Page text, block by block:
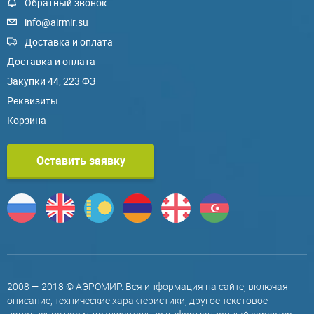
info@airmir.su
Доставка и оплата
Доставка и оплата
Закупки 44, 223 ФЗ
Реквизиты
Корзина
Оставить заявку
2008 — 2018 © АЭРОМИР. Вся информация на сайте, включая
описание, технические характеристики, другое текстовое